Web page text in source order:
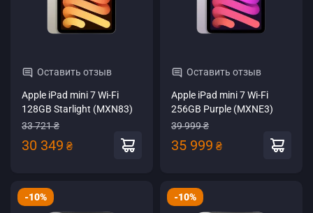
Оставить отзыв
Apple iPad mini 7 Wi-Fi
128GB Starlight (MXN83)
33 721 ₴
30 349 ₴
Оставить отзыв
Apple iPad mini 7 Wi-Fi
256GB Purple (MXNE3)
39 999 ₴
35 999 ₴
-10% -10%